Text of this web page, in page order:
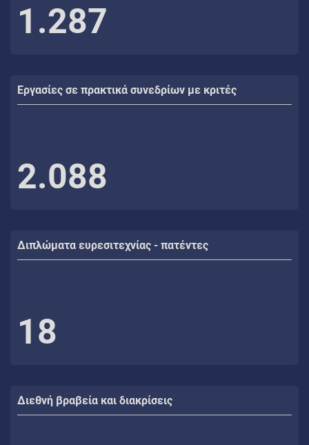
1.287
Εργασίες σε πρακτικά συνεδρίων με κριτές
2.088
Διπλώματα ευρεσιτεχνίας - πατέντες
18
Διεθνή βραβεία και διακρίσεις